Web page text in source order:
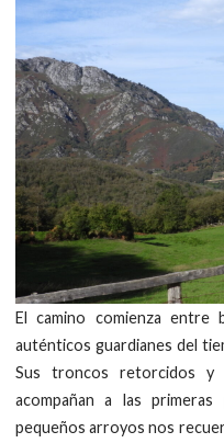
El camino comienza entre
auténticos guardianes del
Sus troncos retorcidos y
acompañan a las
pequeños arroyos nos